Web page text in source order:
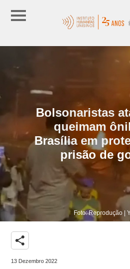
Bolsonaristas
queimam
Brasília em
prisão de
Foto: Reprodução |
share
13 Dezembro 2022